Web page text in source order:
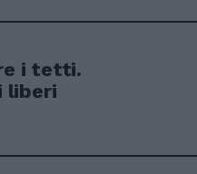
i tetti.
liberi